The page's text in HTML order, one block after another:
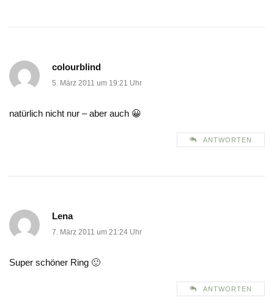
colourblind
5. März 2011 um 19:21 Uhr
natürlich nicht nur – aber auch 😀
ANTWORTEN
Lena
7. März 2011 um 21:24 Uhr
Super schöner Ring 🙂
ANTWORTEN